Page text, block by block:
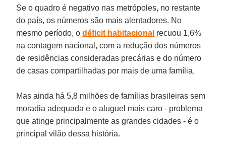
Se o quadro é negativo nas metrópoles, no restante
do país, os números são mais alentadores. No
mesmo período, odéficit habitacional recuou 1,6%
na contagem nacional, com a redução dos números
de residências consideradas precárias e do número
de casas compartilhadas por mais de uma família.
Mas ainda há 5,8 milhões de famílias brasileiras sem
moradia adequada e o aluguel mais caro - problema
que atinge principalmente as grandes cidades - é o
principal vilão dessa história.